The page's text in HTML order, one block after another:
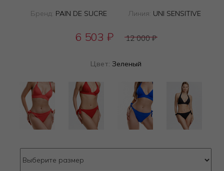
Бренд: PAIN DE SUCRE Линия: UNI SENSITIVE
6 503 ₽ 12 000₽
Цвет: Зеленый